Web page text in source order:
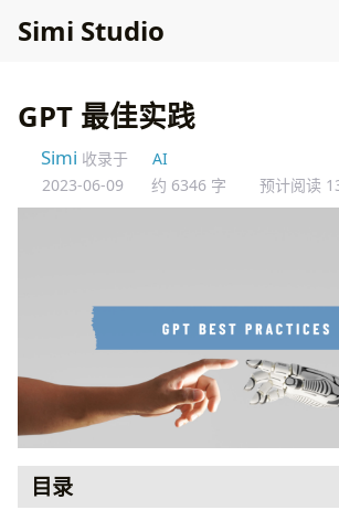
Simi Studio
GPT 最佳实践
Simi 收录于
AI
2023-06-09
约 6346 字 预计阅读
目录